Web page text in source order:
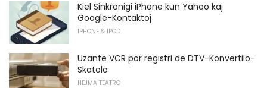
Kiel Sinkronigi iPhone kun Yahoo kaj
Google-Kontaktoj
IPHONE & IPOD
Uzante VCR por registri de DTV-Konvertilo-
Skatolo
HEJMA TEATRO